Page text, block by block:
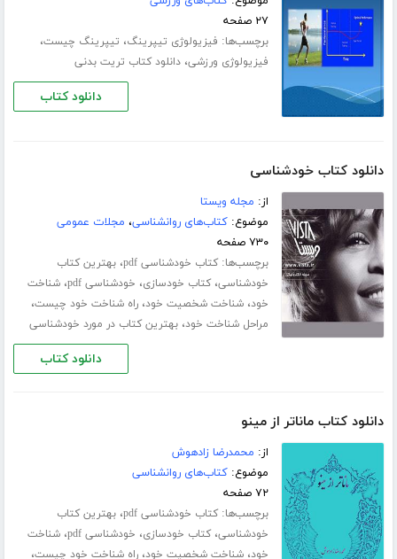
۲۷ صفحه
برچسب‌ها: فیزیولوژی تیپرینگ، تیپرینگ چیست،
فیزیولوژی ورزشی،دانلود کتاب تریت بدنی
دانلود کتاب
دانلود کتاب خودشناسی
از: مجله ویستا
موضوع:کتاب‌های روانشناسی، مجلات عمومی
۷۳۰ صفحه
برچسب‌ها:کتاب خودشناسی pdf ،بهترین کتاب
خودشناسی،کتاب خودسازی، خودشناسی pdf ،شناخت
خود،شناخت شخصیت خود،راه شناخت خود چیست،
مراحل شناخت خود،بهترین کتاب در مورد خودشناسی
دانلود کتاب
دانلود کتاب ماناتر از مینو
از: محمدرضا زادهوش
موضوع:کتاب‌های روانشناسی
۷۲ صفحه
برچسب‌ها:کتاب خودشناسی pdf ،بهترین کتاب
خودشناسی،کتاب خودسازی، خودشناسی pdf ،شناخت
خود،شناخت شخصیت خود،راه شناخت خود چیست،